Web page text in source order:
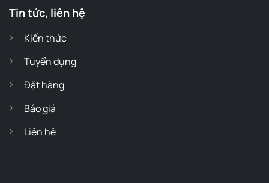
Tin tức, liên hệ
Kiến thức
Tuyển dụng
Đặt hàng
Báo giá
Liên hệ